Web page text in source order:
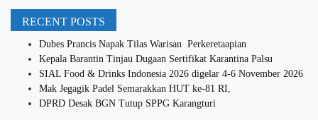
RECENT POSTS
Dubes Prancis Napak Tilas Warisan Perkeretaapian
Kepala Barantin Tinjau Dugaan Sertifikat Karantina Palsu
SIAL Food & Drinks Indonesia 2026 digelar 4-6 November 2026
Mak Jegagik Padel Semarakkan HUT ke-81 RI,
DPRD Desak BGN Tutup SPPG Karangturi